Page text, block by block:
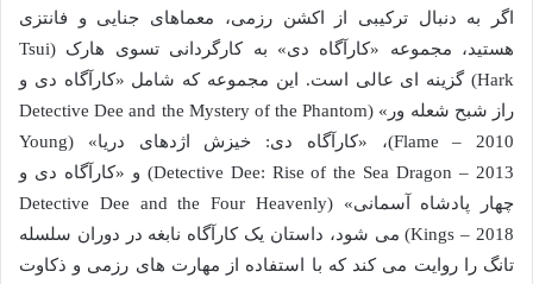
اگر به دنبال ترکیبی از اکشن رزمی، معماهای جنایی و فانتزی
هستید، مجموعه «کارآگاه دی» به کارگردانی تسوی هارک (Tsui
Hark) گزینه ای عالی است. این مجموعه که شامل «کارآگاه دی و
راز شبح شعله ور» (Detective Dee and the Mystery of the Phantom
Flame – 2010)، «کارآگاه دی: خیزش اژدهای دریا» (Young
Detective Dee: Rise of the Sea Dragon – 2013) و «کارآگاه دی و
چهار پادشاه آسمانی» (Detective Dee and the Four Heavenly
Kings – 2018) می شود، داستان یک کارآگاه نابغه در دوران سلسله
تانگ را روایت می کند که با استفاده از مهارت های رزمی و ذکاوت